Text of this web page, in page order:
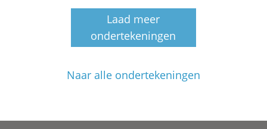
Laad meer
ondertekeningen
Naar alle ondertekeningen